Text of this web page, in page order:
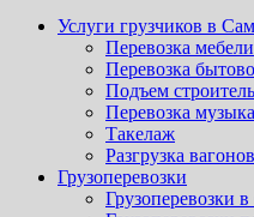
Услуги грузчиков в
Перевозка мебели
Перевозка
Подъем
Перевозка
Такелаж
Разгрузка
Грузоперевозки
Грузоперевозки